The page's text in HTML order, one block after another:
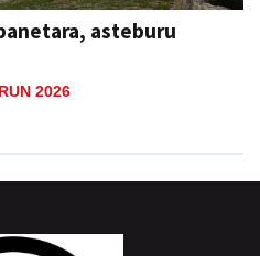
asteburu
2026